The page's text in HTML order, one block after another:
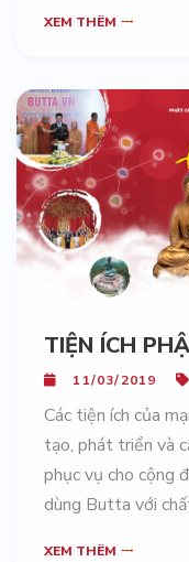
XEM THÊM
TIỆN ÍCH
11/03/2019
Các tiện ích của
tạo, phát triển và
phục vụ cho cộng
dùng Butta với
XEM THÊM